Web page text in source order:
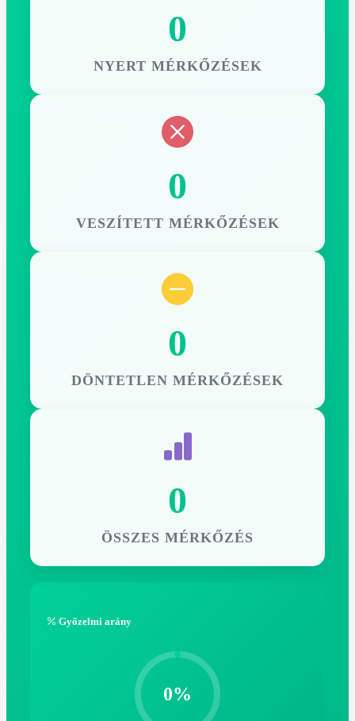
0
NYERT MÉRKŐZÉSEK
0
VESZÍTETT MÉRKŐZÉSEK
0
DÖNTETLEN MÉRKŐZÉSEK
0
ÖSSZES MÉRKŐZÉS
Győzelmi arány
0%